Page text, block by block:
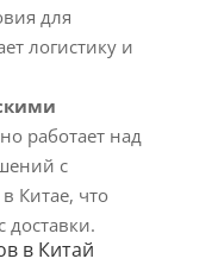
для
логистику и
работает над
с
Китае, что
доставки.
в Китай